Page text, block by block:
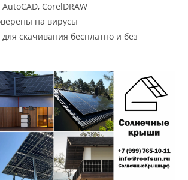
CorelDRAW
на вирусы
скачивания бесплатно и без